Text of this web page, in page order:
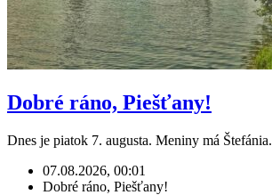
Dobré ráno, Piešťany!
Dnes je piatok 7. augusta. Meniny má Štefánia.
07.08.2026, 00:01
Dobré ráno, Piešťany!